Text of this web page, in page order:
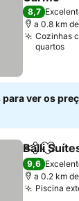
Ver preços
8,7
a 0.8 km
Cozinhas
quartos
para ver os
Partilhar
Balli
9,6
a 0.2 km
Piscina